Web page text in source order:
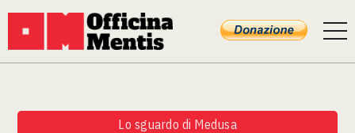
Lo sguardo di Medusa